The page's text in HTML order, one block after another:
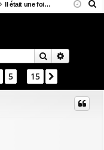
ne cri
Il était une fois dans le Sud
Rechercher
5 15